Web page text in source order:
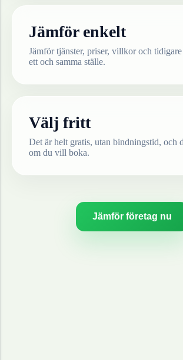
Jämför enkelt
Jämför tjänster, priser, villkor och
ett och samma ställe.
Välj fritt
Det är helt gratis, utan bindningstid, och
om du vill boka.
Jämför företag nu